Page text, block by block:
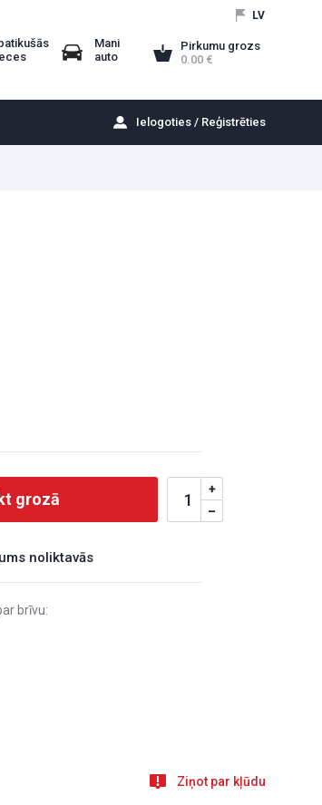
LV
Mani
auto
Pirkumu grozs
0.00
Ielogoties / Reģistrēties
grozā
noliktavās
brīvu:
Ziņot par kļūdu